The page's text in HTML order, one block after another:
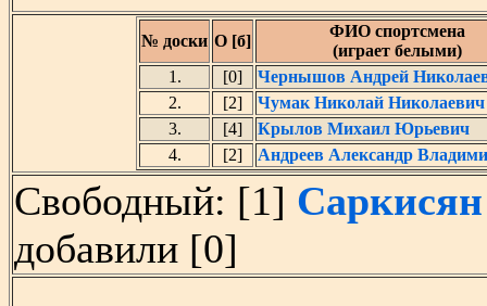
№ доски О [б]
ФИО спортсмена
(играет белыми)
1.
[0]
Чернышов Андрей
2.
[2]
Чумак Николай Николаевич
3.
[4]
Крылов Михаил Юрьевич
4.
[2] Андреев Александр
Свободный: [1]
добавили [0]